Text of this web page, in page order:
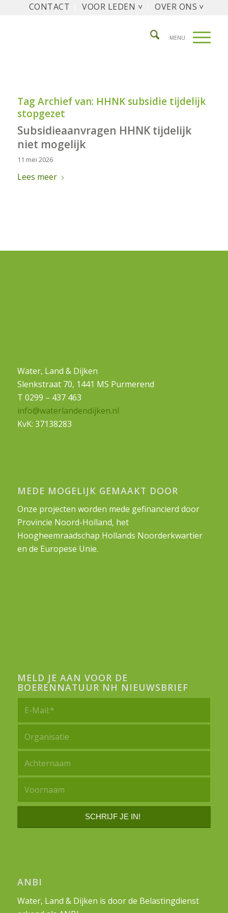
CONTACT VOOR LEDEN ˅ OVER ONS ˅
Tag Archief van: HHNK subsidie tijdelijk
stopgezet
Subsidieaanvragen HHNK tijdelijk
niet mogelijk
11 mei 2026
Lees meer
Water, Land & Dijken
Slenkstraat 70, 1441 MS Purmerend
T 0299 – 437 463
info@waterlandendijken.nl
KvK: 37138283
MEDE MOGELIJK GEMAAKT DOOR
Onze projecten worden mede gefinancierd door
Provincie Noord-Holland, het
Hoogheemraadschap Hollands Noorderkwartier
en de Europese Unie.
MELD JE AAN VOOR DE
BOERENNATUUR NH NIEUWSBRIEF
ANBI
Water, Land & Dijken is door de Belastingdienst